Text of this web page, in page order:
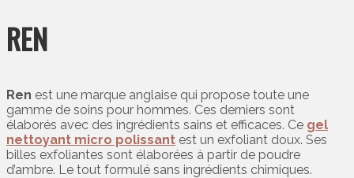
REN
Ren est une marque anglaise qui propose toute une
gamme de soins pour hommes. Ces derniers sont
élaborés avec des ingrédients sains et efficaces. Ce gel
nettoyant micro polissant est un exfoliant doux. Ses
billes exfoliantes sont élaborées à partir de poudre
d’ambre. Le tout formulé sans ingrédients chimiques.